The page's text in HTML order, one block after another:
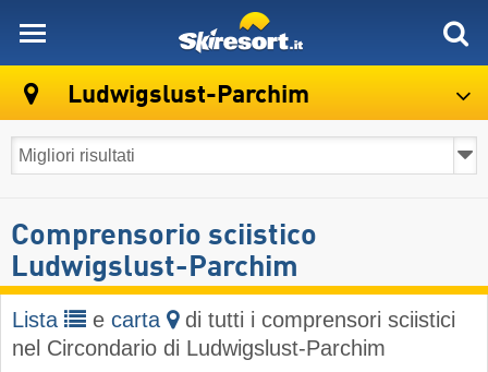
Ludwigslust-Parchim
Comprensorio sciistico
Ludwigslust-Parchim
Lista e carta
di tutti i comprensori sciistici
nel Circondario di Ludwigslust-Parchim